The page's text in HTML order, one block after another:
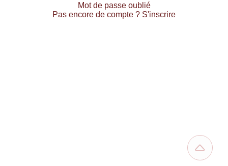
Mot de passe oublié
Pas encore de compte ? S'inscrire